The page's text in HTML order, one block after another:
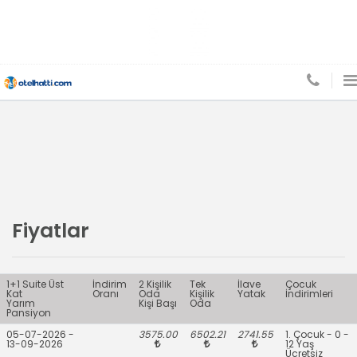
Fiyatlar
1+1 Suite Üst
Kat
Yarım
Pansiyon
İndirim
Oranı
2 Kişilik
Oda
Kişi Başı
Tek
Kişilik
Oda
İlave
Yatak
Çocuk
İndirimleri
05-07-2026 -
13-09-2026
3575.00 6502.21 2741.55 1. Çocuk - 0 -
12 Yaş
Ücretsiz